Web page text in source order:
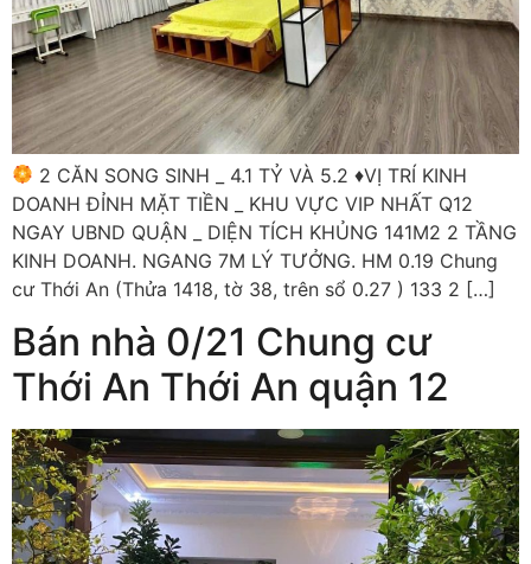
2 CĂN SONG SINH _ 4.1 TỶ VÀ 5.2♦️VỊ TRÍ KINH
DOANH ĐỈNH MẶT TIỀN _ KHU VỰC VIP NHẤT Q12
NGAY UBND QUẬN _ DIỆN TÍCH KHỦNG 141M2 2 TẦNG
KINH DOANH. NGANG 7M LÝ TƯỞNG. HM 0.19 Chung
cư Thới An (Thửa 1418, tờ 38, trên sổ 0.27 ) 133 2 […]
Bán nhà 0/21 Chung cư
Thới An Thới An quận 12